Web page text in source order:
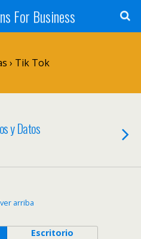
For Business
› Tik Tok
y Datos
arriba
Escritorio